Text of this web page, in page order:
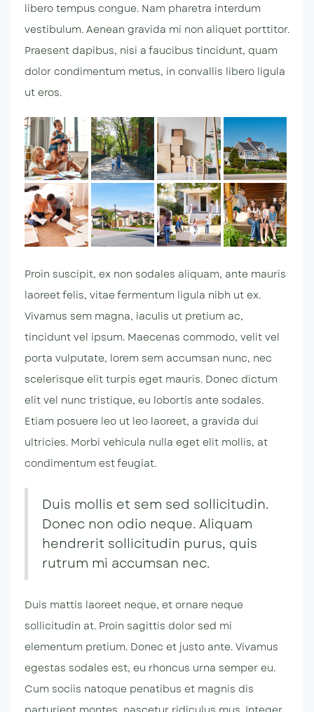
libero tempus congue. Nam pharetra interdum
vestibulum. Aenean gravida mi non aliquet porttitor.
Praesent dapibus, nisi a faucibus tincidunt, quam
dolor condimentum metus, in convallis libero ligula
ut eros.
Proin suscipit, ex non sodales aliquam, ante mauris
laoreet felis, vitae fermentum ligula nibh ut ex.
Vivamus sem magna, iaculis ut pretium ac,
tincidunt vel ipsum. Maecenas commodo, velit vel
porta vulputate, lorem sem accumsan nunc, nec
scelerisque elit turpis eget mauris. Donec dictum
elit vel nunc tristique, eu lobortis ante sodales.
Etiam posuere leo ut leo laoreet, a gravida dui
ultricies. Morbi vehicula nulla eget elit mollis, at
condimentum est feugiat.
Duis mollis et sem sed sollicitudin.
Donec non odio neque. Aliquam
hendrerit sollicitudin purus, quis
rutrum mi accumsan nec.
Duis mattis laoreet neque, et ornare neque
sollicitudin at. Proin sagittis dolor sed mi
elementum pretium. Donec et justo ante. Vivamus
egestas sodales est, eu rhoncus urna semper eu.
Cum sociis natoque penatibus et magnis dis